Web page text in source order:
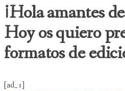
¡Hola amantes
Hoy os quiero
formatos de
[ad_1]